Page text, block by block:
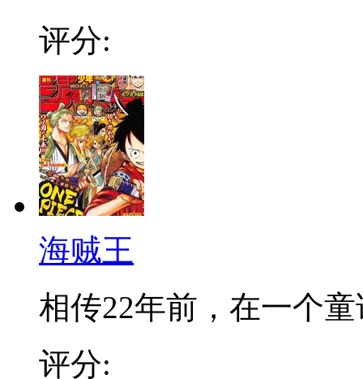
评分:
海贼王
相传22年前，在一个
评分: